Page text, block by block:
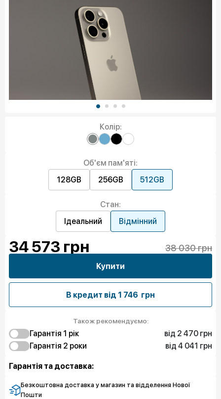
Колір:
Об'єм пам'яті:
128GB
256GB 512GB
Стан:
Ідеальний
Відмінний
34 573 грн 38 030 грн
Купити
В кредит від 1 746 грн
Також рекомендуємо:
Гарантія 1 рік
від 2 470 грн
Захист від браку
2 470 грн
Чистий спокій
Гарантія 2 роки
від 4 041 грн
Захист екрану
Чистий спокій
9 654 грн
Гарантія та доставка:
Безкоштовна доставка у магазин та відделення Нової
Пошти